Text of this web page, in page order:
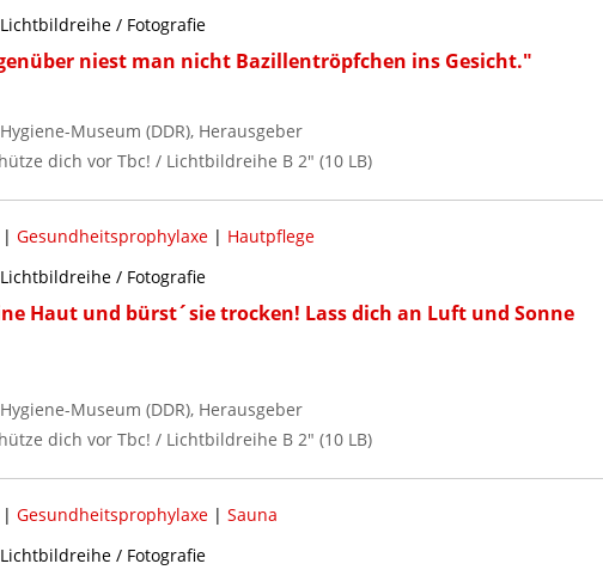
/ Fotografie
niest man nicht Bazillentröpfchen ins Gesicht."
Museum (DDR), Herausgeber
dich vor Tbc! / Lichtbildreihe B 2" (10 LB)
Gesundheitsprophylaxe| Hautpflege
/ Fotografie
Haut und bürst´sie trocken! Lass dich an Luft und Sonne
Museum (DDR), Herausgeber
dich vor Tbc! / Lichtbildreihe B 2" (10 LB)
Gesundheitsprophylaxe| Sauna
/ Fotografie